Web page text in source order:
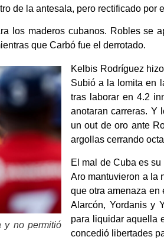
de la antesala, pero rectificado por
los maderos cubanos. Robles se
que Carbó fue el derrotado.
y no permitió
Kelbis Rodríguez
Subió a la lomita en
tras laborar en 4.2
anotaran carreras. Y
un out de oro ante
argollas cerrando
El mal de Cuba es
Aro mantuvieron a la
que otra amenaza en
Alarcón, Yordanis y
para liquidar aquella
concedió libertades